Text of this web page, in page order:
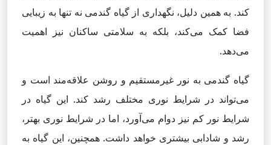
کند. به همین دلیل، نگهداری از گیاه گندمی نه تنها به زیبایی
فضا کمک می‌کند، بلکه به سلامتی ساکنان نیز اهمیت
می‌دهد.
گیاه گندمی به نور غیرمستقیم و روشن علاقه‌مند است و
می‌تواند در شرایط نوری مختلف رشد کند. این گیاه در
شرایط نور کم نیز دوام می‌آورد، اما در شرایط نوری بهتر،
رشد و شادابی بیشتری خواهد داشت. همچنین، این گیاه به